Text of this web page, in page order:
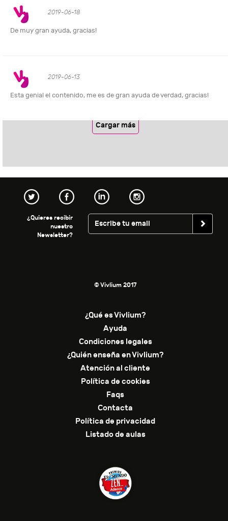
2019-06-18
De muy gran ayuda, gracias!
2019-06-13
Esta genial el contenido, me es de gran ayuda de verdad, gracias!
Cargar más
¿Quieres recibir
nuestro
Newsletter?
© Vivlium 2017
¿Qué es Vivlium?
Ayuda
Condiciones legales
¿Quién enseña en Vivlium?
Atención al cliente
Política de cookies
Faqs
Contacta
Política de privacidad
Listado de aulas